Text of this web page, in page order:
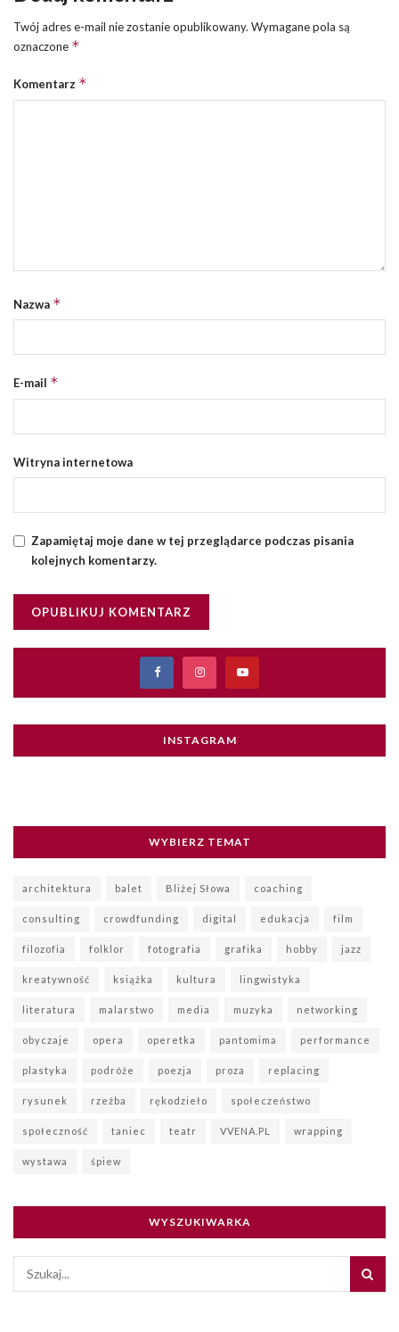
Twój adres e-mail nie zostanie opublikowany. Wymagane pola są
oznaczone *
Komentarz *
Nazwa *
E-mail *
Witryna internetowa
Zapamiętaj moje dane w tej przeglądarce podczas pisania
kolejnych komentarzy.
INSTAGRAM
WYBIERZ TEMAT
architektura balet Bliżej Słowa coaching
consulting crowdfunding digital edukacja film
filozofia folklor fotografia grafika hobby jazz
kreatywność książka kultura lingwistyka
literatura malarstwo media muzyka networking
obyczaje opera operetka pantomima performance
plastyka podróże poezja proza replacing
rysunek rzeźba rękodzieło społeczeństwo
społeczność taniec teatr VVENA.PL wrapping
wystawa śpiew
WYSZUKIWARKA